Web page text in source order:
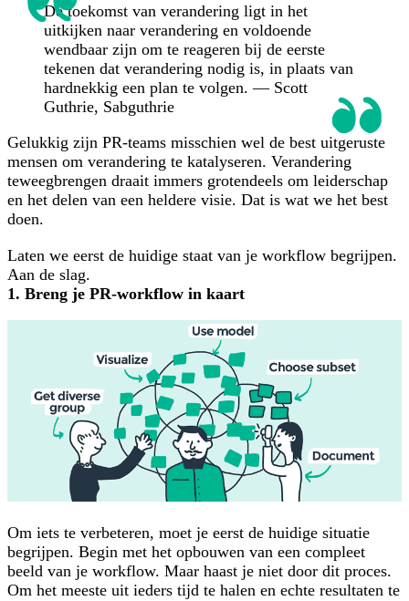
De toekomst van verandering ligt in het
uitkijken naar verandering en voldoende
wendbaar zijn om te reageren bij de eerste
tekenen dat verandering nodig is, in plaats van
hardnekkig een plan te volgen. — Scott
Guthrie, Sabguthrie
Gelukkig zijn PR-teams misschien wel de best uitgeruste
mensen om verandering te katalyseren. Verandering
teweegbrengen draait immers grotendeels om leiderschap
en het delen van een heldere visie. Dat is wat we het best
doen.
Laten we eerst de huidige staat van je workflow begrijpen.
Aan de slag.
1. Breng je PR-workflow in kaart
Om iets te verbeteren, moet je eerst de huidige situatie
begrijpen. Begin met het opbouwen van een compleet
beeld van je workflow. Maar haast je niet door dit proces.
Om het meeste uit ieders tijd te halen en echte resultaten te